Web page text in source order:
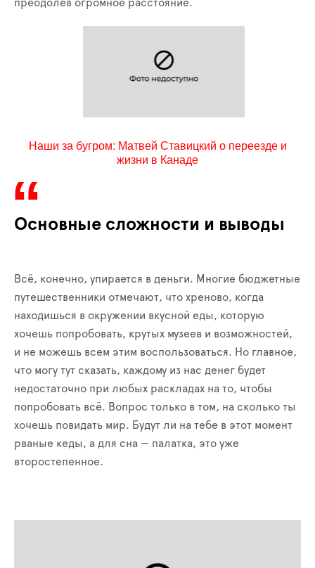
преодолев огромное расстояние.
Наши за бугром: Матвей Ставицкий о переезде и
жизни в Канаде
Основные сложности и выводы
Всё, конечно, упирается в деньги. Многие бюджетные
путешественники отмечают, что хреново, когда
находишься в окружении вкусной еды, которую
хочешь попробовать, крутых музеев и возможностей,
и не можешь всем этим воспользоваться. Но главное,
что могу тут сказать, каждому из нас денег будет
недостаточно при любых раскладах на то, чтобы
попробовать всё. Вопрос только в том, на сколько ты
хочешь повидать мир. Будут ли на тебе в этот момент
рваные кеды, а для сна — палатка, это уже
второстепенное.